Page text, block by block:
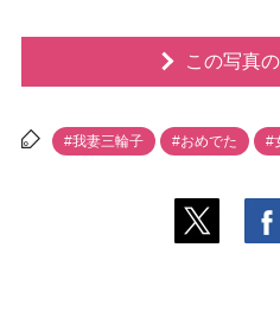
この写真
#我妻三輪子 #おめでた #